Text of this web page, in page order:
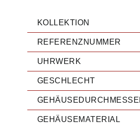
KOLLEKTION
REFERENZNUMMER
UHRWERK
GESCHLECHT
GEHÄUSEMATERIAL